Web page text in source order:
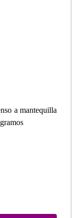
a mantequilla